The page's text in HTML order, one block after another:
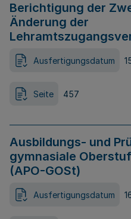
Berichtigung der
Änderung der
Ausfertigungsdatum
Seite 457
Ausbildungs- und
gymnasiale
(APO-GOSt)
Ausfertigungsdatum